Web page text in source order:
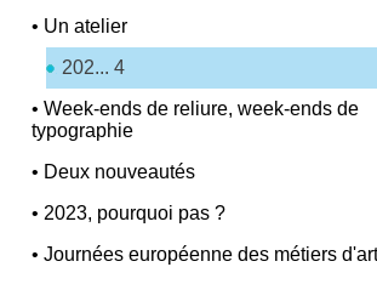
• Un atelier
202... 4
•Week-ends de reliure, week-ends de
typographie
• Deux nouveautés
• 2023, pourquoi pas ?
•Journées européenne des métiers